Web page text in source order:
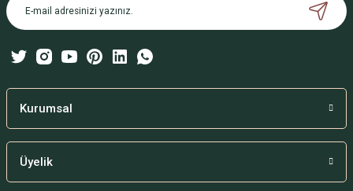
Ürün bilgilerinde hatalar bulunuyor.
Bu ürüne benzer farklı alternatifler olmalı.
Kurumsal
Üyelik